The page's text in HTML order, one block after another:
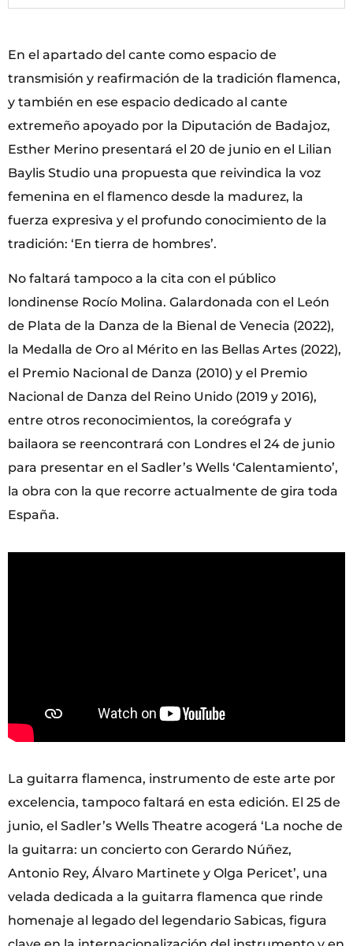
En el apartado del cante como espacio de
transmisión y reafirmación de la tradición flamenca,
y también en ese espacio dedicado al cante
extremeño apoyado por la Diputación de Badajoz,
Esther Merino presentará el 20 de junio en el Lilian
Baylis Studio una propuesta que reivindica la voz
femenina en el flamenco desde la madurez, la
fuerza expresiva y el profundo conocimiento de la
tradición: ‘En tierra de hombres’.
No faltará tampoco a la cita con el público
londinense Rocío Molina. Galardonada con el León
de Plata de la Danza de la Bienal de Venecia (2022),
la Medalla de Oro al Mérito en las Bellas Artes (2022),
el Premio Nacional de Danza (2010) y el Premio
Nacional de Danza del Reino Unido (2019 y 2016),
entre otros reconocimientos, la coreógrafa y
bailaora se reencontrará con Londres el 24 de junio
para presentar en el Sadler’s Wells ‘Calentamiento’,
la obra con la que recorre actualmente de gira toda
España.
La guitarra flamenca, instrumento de este arte por
excelencia, tampoco faltará en esta edición. El 25 de
junio, el Sadler’s Wells Theatre acogerá ‘La noche de
la guitarra: un concierto con Gerardo Núñez,
Antonio Rey, Álvaro Martinete y Olga Pericet’, una
velada dedicada a la guitarra flamenca que rinde
homenaje al legado del legendario Sabicas, figura